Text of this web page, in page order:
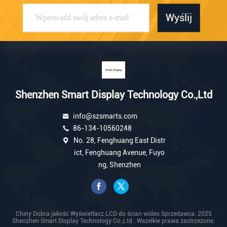
Wyślij
Shenzhen Smart Display Technology Co.,Ltd
info@szsmarts.com
86-134-10560248
No. 28, Fenghuang East Distr
ict, Fenghuang Avenue, Fuyo
ng, Shenzhen
Chiny Dobra jakość Wyświetlacz LCD do ścian wideo Sprzedawca. 2025
Shenzhen Smart Display Technology Co.,Ltd . Wszelkie prawa zastrzeżone.